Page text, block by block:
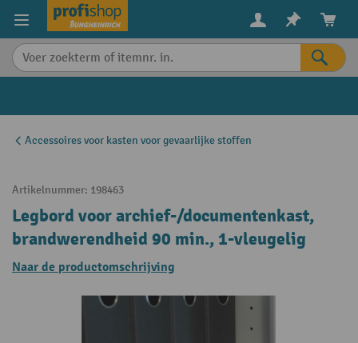
content
Accessoires voor kasten voor gevaarlijke stoffen
Artikelnummer: 198463
Legbord voor archief-/documentenkast,
brandwerendheid 90 min., 1-vleugelig
Naar de productomschrijving